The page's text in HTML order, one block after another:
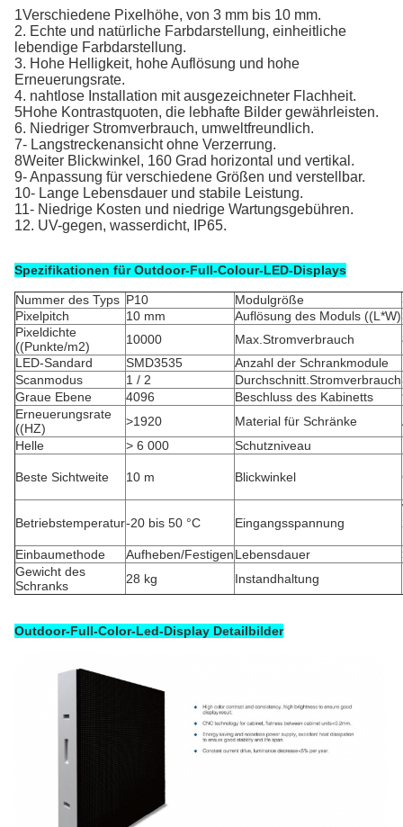
1Verschiedene Pixelhöhe, von 3 mm bis 10 mm.
2. Echte und natürliche Farbdarstellung, einheitliche
lebendige Farbdarstellung.
3. Hohe Helligkeit, hohe Auflösung und hohe
Erneuerungsrate.
4. nahtlose Installation mit ausgezeichneter Flachheit.
5Hohe Kontrastquoten, die lebhafte Bilder gewährleisten.
6. Niedriger Stromverbrauch, umweltfreundlich.
7- Langstreckenansicht ohne Verzerrung.
8Weiter Blickwinkel, 160 Grad horizontal und vertikal.
9- Anpassung für verschiedene Größen und verstellbar.
10- Lange Lebensdauer und stabile Leistung.
11- Niedrige Kosten und niedrige Wartungsgebühren.
12. UV-gegen, wasserdicht, IP65.
Spezifikationen für Outdoor-Full-Colour-LED-Displays
Nummer des Typs P10 Modulgröße
Pixelpitch
10 mm Auflösung des Moduls ((L*W)
Pixeldichte
((Punkte/m2)
10000 Max.Stromverbrauch
LED-Sandard
SMD3535 Anzahl der Schrankmodule
Scanmodus
1 / 2 Durchschnitt. Stromverbrauch
Graue Ebene
4096 Beschluss des Kabinetts
Erneuerungsrate
((HZ)
>1920 Material für Schränke
Helle
> 6 000 Schutzniveau
Beste Sichtweite 10 m Blickwinkel
Betriebstemperatur-20 bis 50 °C Eingangsspannung
Einbaumethode
Aufheben/FestigenLebensdauer
Gewicht des
Schranks
28 kg Instandhaltung
Outdoor-Full-Color-Led-Display Detailbilder